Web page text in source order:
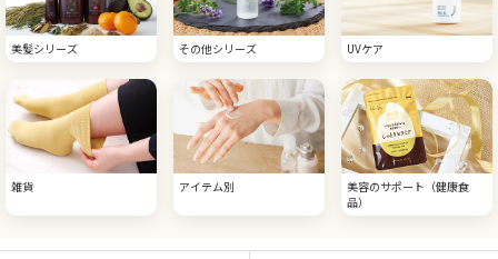
美髪シリーズ その他シリーズ UVケア
雑貨 アイテム別
美容のサポート（健康食
品）